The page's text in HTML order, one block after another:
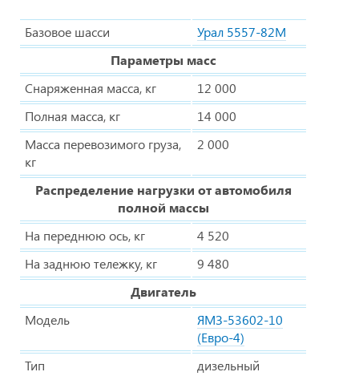
Базовое шасси
Урал 5557-82М
Параметры масс
Снаряженная масса, кг
12 000
Полная масса, кг
14 000
Масса перевозимого груза,
кг
2 000
Распределение нагрузки от автомобиля
полной массы
На переднюю ось, кг
4 520
На заднюю тележку, кг
9 480
Двигатель
Модель
ЯМЗ-53602-10
(Евро-4)
Тип
дизельный